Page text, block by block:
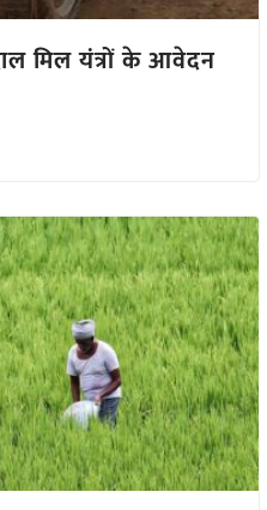
मिल यंत्रों के आवेदन